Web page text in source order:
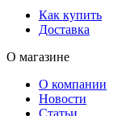
Как купить
Доставка
О магазине
О компании
Новости
Статьи